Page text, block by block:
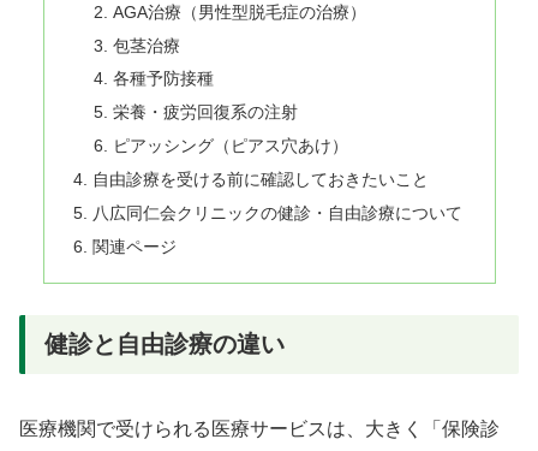
AGA治療（男性型脱毛症の治療）
包茎治療
各種予防接種
栄養・疲労回復系の注射
ピアッシング（ピアス穴あけ）
自由診療を受ける前に確認しておきたいこと
八広同仁会クリニックの健診・自由診療について
関連ページ
健診と自由診療の違い
医療機関で受けられる医療サービスは、大きく「保険診